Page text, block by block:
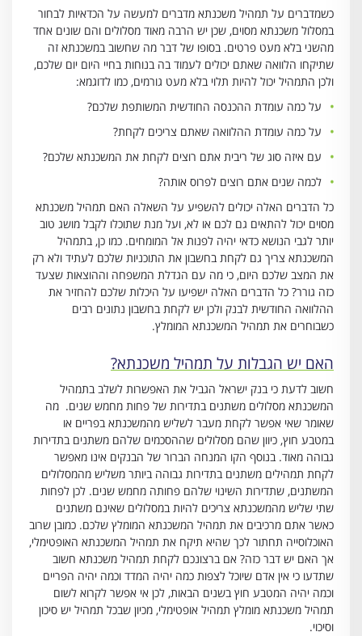
כשמדברים על תמהיל משכנתא מדברים למעשה על הכדאיות לבחור
במסלול משכנתא מסוים, שכן יש הרבה מאוד מסלולים והם שונים אחד
מהשני בלא מעט פרטים. בסופו של דבר מה שחשוב במשכנתא זה
שתיקחו הלוואה שאתם יכולים לעמוד בה בנוחות בחיי היום יום שלכם,
ולכן התמהיל יכול להיות תלוי בלא מעט גורמים, כמו לדוגמא:
על כמה עומדת ההכנסה החודשית המשותפת שלכם?
על כמה עומדת ההלוואה שאתם צריכים לקחת?
עם איזה סוג של ריבית אתם רוצים לקחת את המשכנתא שלכם?
לכמה שנים אתם רוצים לפרוס אותה?
כל הדברים האלה יכולים להשפיע על השאלה האם תמהיל משכנתא
מסוים יכול להתאים גם לכם או לא, ועל מנת שתוכלו לקבל מושג טוב
יותר לגבי הנושא כדאי יהיה לפנות אל המומחים. כמו כן, בתמהיל
המשכנתא צריך גם לקחת בחשבון את התוכניות שלכם לעתיד ולא רק
את המצב שלכם היום, כי מה עם הגדלת המשפחה וההוצאות שצעד
כזה גורר? כל הדברים האלה ישפיעו על היכלות שלכם להחזיר את
ההלוואה החודשית לבנק ולכן יש לקחת בחשבון נתונים רבים
כשבוחרים את תמהיל המשכנתא המומלץ.
האם יש הגבלות על תמהיל משכנתא?
חשוב לדעת כי בנק ישראל הגביל את האפשרות לשלב בתמהיל
המשכנתא מסלולים משתנים בתדירות של פחות מחמש שנים. מה
שאומר שאי אפשר לקחת מעבר לשליש מהמשכנתא בפריים או
במטבע חוץ, כיוון שהם מסלולים שההסכמים שלהם משתנים בתדירות
גבוהה מאוד. בנוסף הקו המנחה הברור של הבנקים אינו מאפשר
לקחת תמהילים משתנים בתדירות גבוהה ביותר משליש מהמסלולים
המשתנים, שתדירות השינוי שלהם פחותה מחמש שנים. לכן לפחות
שתי שליש מהמשכנתא צריכים להיות במסלולים שאינם משתנים
כאשר אתם מרכיבים את תמהיל המשכנתא המומלץ שלכם. כמובן שרוב
האוכלוסייה תחתור לכך שהיא תיקח את תמהיל המשכנתא האופטימלי,
אך האם יש דבר כזה? אם ברצונכם לקחת תמהיל משכנתא חשוב
שתדעו כי אין אדם שיוכל לצפות כמה יהיה המדד וכמה יהיה הפריים
וכמה יהיה המטבע חוץ בשנים הבאות, לכן אי אפשר לקרוא לשום
תמהיל משכנתא מומלץ תמהיל אופטימלי, מכיון שבכל תמהיל יש סיכון
וסיכוי.